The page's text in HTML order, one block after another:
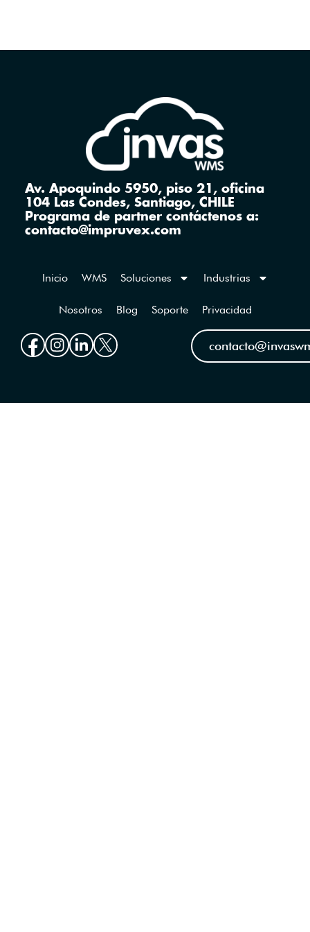
Av. Apoquindo 5950, piso 21, oficina
104 Las Condes, Santiago, CHILE
Programa de partner contáctenos a:
contacto@impruvex.com
Inicio WMS Soluciones Industrias
Nosotros Blog Soporte Privacidad